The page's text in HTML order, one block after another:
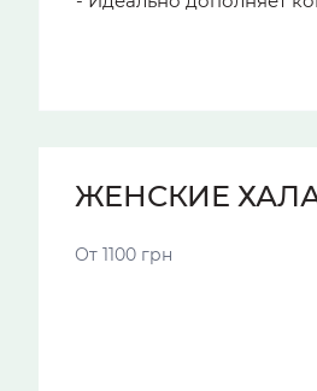
ЖЕНСКИЕ
От 1100 грн